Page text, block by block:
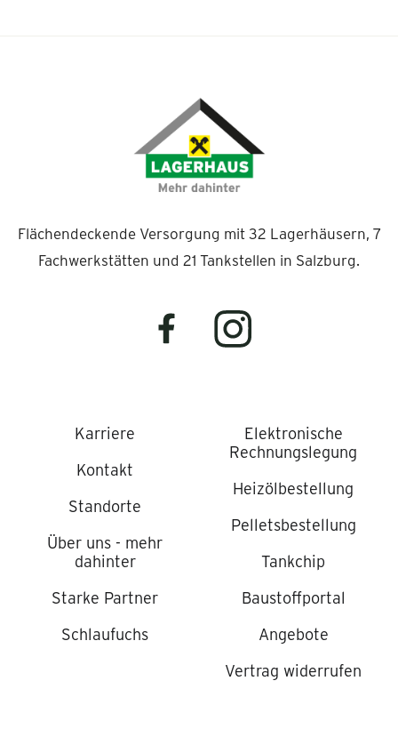
Flächendeckende Versorgung mit 32 Lagerhäusern, 7
Fachwerkstätten und 21 Tankstellen in Salzburg.
Karriere
Kontakt
Standorte
Über uns - mehr
dahinter
Starke Partner
Schlaufuchs
Elektronische
Rechnungslegung
Heizölbestellung
Pelletsbestellung
Tankchip
Baustoffportal
Angebote
Vertrag widerrufen